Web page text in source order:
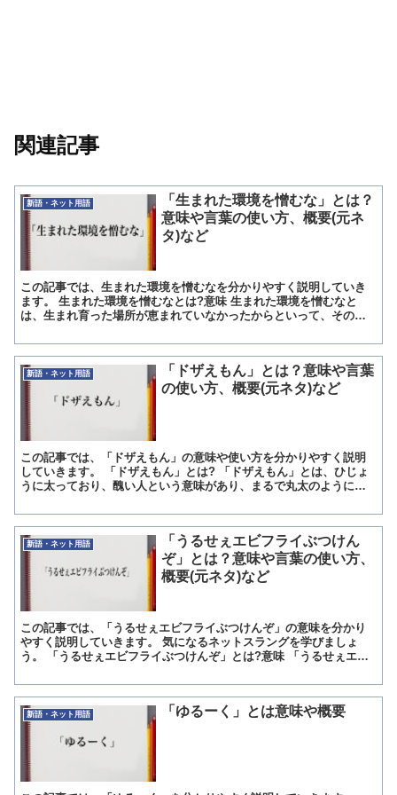
関連記事
新語・ネット用語
「生まれた環境を憎むな」とは？
意味や言葉の使い方、概要(元ネ
タ)など
この記事では、生まれた環境を憎むなを分かりやすく説明していき
ます。 生まれた環境を憎むなとは?意味 生まれた環境を憎むなと
は、生まれ育った場所が恵まれていなかったからといって、そのこ
新語・ネット用語
「ドザえもん」とは？意味や言葉
の使い方、概要(元ネタ)など
この記事では、「ドザえもん」の意味や使い方を分かりやすく説明
していきます。 「ドザえもん」とは? 「ドザえもん」とは、ひじょ
うに太っており、醜い人という意味があり、まるで丸太のようにこ
新語・ネット用語
「うるせぇエビフライぶつけん
ぞ」とは？意味や言葉の使い方、
概要(元ネタ)など
この記事では、「うるせぇエビフライぶつけんぞ」の意味を分かり
やすく説明していきます。 気になるネットスラングを学びましょ
う。 「うるせぇエビフライぶつけんぞ」とは?意味 「うるせぇエビ
新語・ネット用語 「ゆるーく」とは意味や概要